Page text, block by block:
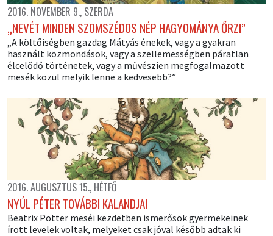
2016. NOVEMBER 9., SZERDA
„NEVÉT MINDEN SZOMSZÉDOS NÉP HAGYOMÁNYA ŐRZI”
„A költőiségben gazdag Mátyás énekek, vagy a gyakran
használt közmondások, vagy a szellemességben páratlan
élcelődő történetek, vagy a művészien megfogalmazott
mesék közül melyik lenne a kedvesebb?”
2016. AUGUSZTUS 15., HÉTFŐ
NYÚL PÉTER TOVÁBBI KALANDJAI
Beatrix Potter meséi kezdetben ismerősök gyermekeinek
írott levelek voltak, melyeket csak jóval később adtak ki